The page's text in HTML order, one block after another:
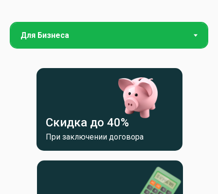
Скидка до 40%
При заключении договора